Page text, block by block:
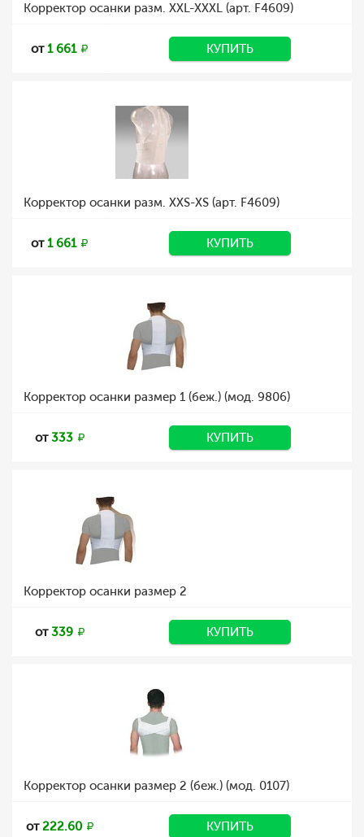
Корректор осанки разм. XXL-XXXL (арт. F4609)
от1 661 КУПИТЬ
Корректор осанки разм. XXS-XS (арт. F4609)
от1 661 КУПИТЬ
Корректор осанки размер 1 (беж.) (мод. 9806)
от333 КУПИТЬ
Корректор осанки размер 2
от339 КУПИТЬ
Корректор осанки размер 2 (беж.) (мод. 0107)
от222.60 КУПИТЬ